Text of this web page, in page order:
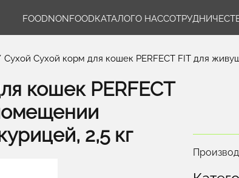
FOODNONFOODКАТАЛОГО НАС
Cухой Сухой корм для кошек PERFECT FIT для
кошек PERFECT
2,5 кг